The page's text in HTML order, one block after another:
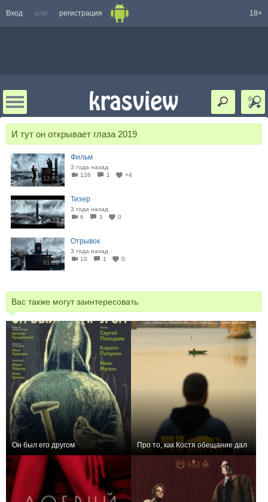
Вход или регистрация 18+
И тут он открывает глаза 2019
12:00
Фильм
3 года назад
126
1 +4
00:33
Тизер
3 года назад
6
1 0
01:20
Отрывок
3 года назад
10
1 0
Вас также могут заинтересовать
Он был его другом Про то, как Костя обещание дал